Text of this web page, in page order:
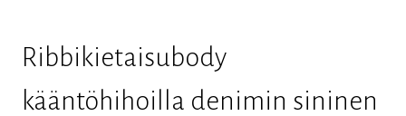
Ribbikietaisubody
kääntöhihoilla denimin sininen